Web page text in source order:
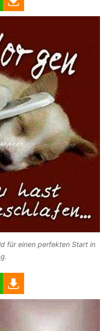
für einen perfekten Start in